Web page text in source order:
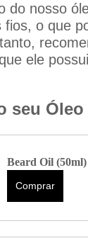
do nosso
fios, o que
ele
seu
Beard Oil (50ml)
Comprar